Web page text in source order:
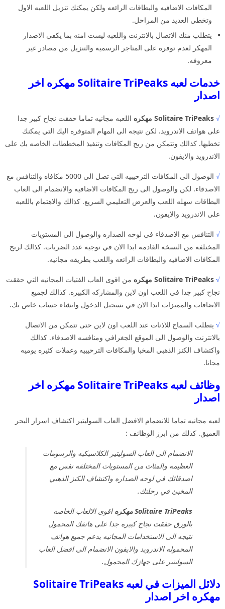
المكافات الاضافيه والبطاقات الرائعه ولكن يمكنك تنزيل اللعبه الاول
وتخطي العديد من المراحل.
يتطلب منك الاتصال بالانترنت واللعبه ليست امنه بما يكفي الاصدار
المهكر لعدم توفره على المتاجر الرسميه والتنزيل من مصادر غير
معروفه.
خدمات لعبه Solitaire TriPeaks مهكره اخر
اصدار
√ Solitaire TriPeaks مهكره
اللعبه مجانيه تماما حققت نجاح كبير جدا
على هواتف الاندرويد. لكن نتيجه الى المهام المتوفره اليك التي يمكنك
تخطيها. كذالك وتتمكن من ربح المكافات وتنفيذ المخططات الخاصه بك على
الاندرويد والايفون.
√
الوصول الى المكافات الترحيبيه التي تصل الى 5000 مكافاه والتنافس مع
الاصدقاء. لكن والوصول الى ربح المكافات الاضافيه والانضمام الى العاب
البطاقات سهله اللعب والعرض التعليمي السريع. كذالك والاهتمام باللعبه
على الاندرويد والايفون.
√ التنافس مع الاصدقاء في لوحه الصداره والوصول الى المستويات
المختلفه من النسخه القادمه ابدا الان في توجيه عدد الضربات. كذالك لربح
المكافات الاضافيه والبطاقات الرائعه واللعب بطريقه مجانيه.
√ Solitaire TriPeaks مهكره
من اقوى العاب الفتيات المجانيه التي حققت
نجاح كبير جدا في اللعب اون لاين والمشاركه الكبيره. كذالك لجميع
الاضافات والمميزات ابدا الان في تسجيل الدخول وانشاء حساب خاص بك.
√ يتطلب السماح للاذنات عند اللعب اون لاين حتى تتمكن من الاتصال
بالانترنت والوصول الى الموقع الجغرافي ومنافسه الاصدقاء. كذالك
واكتشاف الكنز الذهبي المخبا والمكافات الترحيبيه وعملات كثيره يوميه
مجانا.
وظائف لعبه Solitaire TriPeaks مهكره اخر
اصدار
لعبه مجانيه تماما للانضمام الافضل العاب السوليتير اكتشاف اسرار البحر
العميق. كذلك من ابرز الوظائف :
الانضمام الى العاب السوليتير الكلاسيكيه والرسومات
العظيمه والمئات من المستويات المختلفه نفس مع
اصدقائك في لوحه الصداره واكتشاف الكنز الذهبي
المخبئ في رحلتك.
Solitaire TriPeaks مهكره
اقوى الالعاب الخاصه
بالورق حققت نجاح كبيره جدا على هاتفك المحمول
نتيجه الى الاستخدامات المجانيه يدعم جميع هواتف
المحموله الاندرويد والايفون الانضمام الى افضل العاب
السوليتير على جهازك المحمول.
دلائل الميزات في لعبه Solitaire TriPeaks
مهكره اخر اصدار